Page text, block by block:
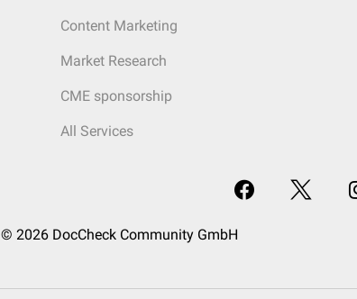
Content Marketing
Market Research
CME sponsorship
All Services
© 2026 DocCheck Community GmbH